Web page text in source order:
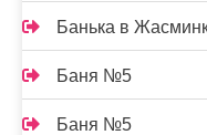
Банька в
Баня №5
Баня №5